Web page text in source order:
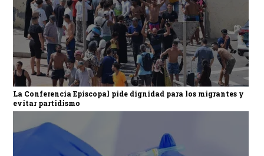
La Conferencia Episcopal pide dignidad para los migrantes y
evitar partidismo